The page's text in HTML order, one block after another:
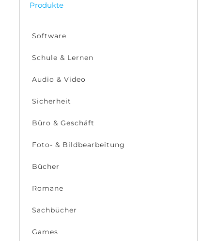
Produkte
Software
Schule & Lernen
Audio & Video
Sicherheit
Büro & Geschäft
Foto- & Bildbearbeitung
Bücher
Romane
Sachbücher
Games